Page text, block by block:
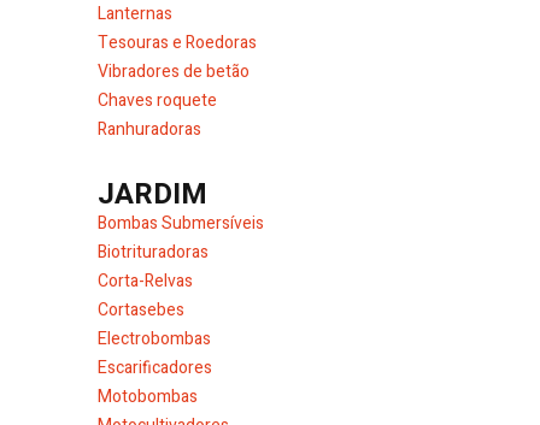
Lanternas
Tesouras e Roedoras
Vibradores de betão
Chaves roquete
Ranhuradoras
JARDIM
Bombas Submersíveis
Biotrituradoras
Corta-Relvas
Cortasebes
Electrobombas
Escarificadores
Motobombas